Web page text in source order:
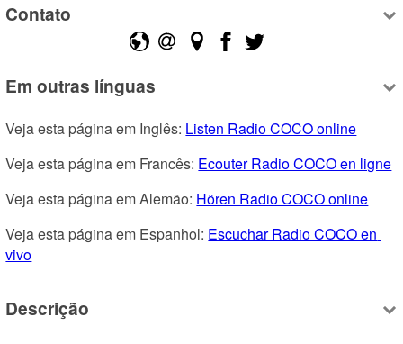
Contato
Em outras línguas
Veja esta página em Inglês: Listen Radio COCO online
Veja esta página em Francês: Ecouter Radio COCO en ligne
Veja esta página em Alemão: Hören Radio COCO online
Veja esta página em Espanhol: Escuchar Radio COCO en
vivo
Descrição